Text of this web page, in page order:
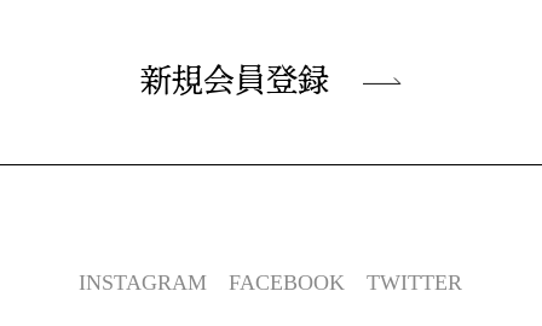
新規会員登録
INSTAGRAM FACEBOOK TWITTER